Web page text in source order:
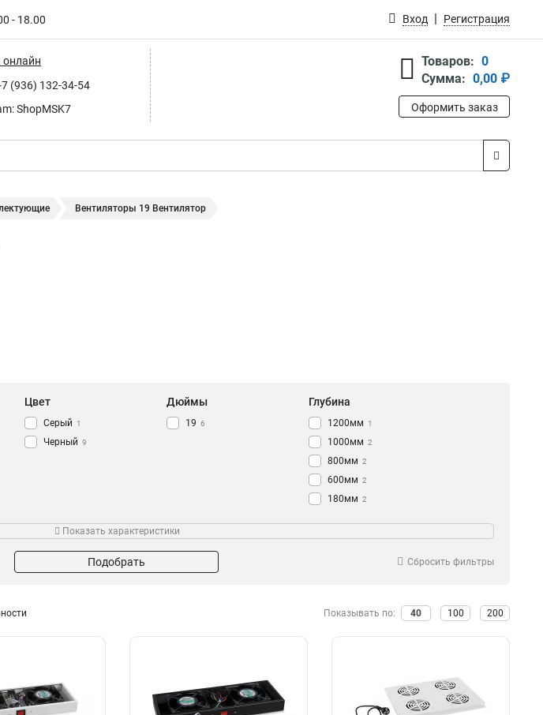
- 18.00 Вход Регистрация
онлайн
(936) 132-34-54
ShopMSK7
Товаров: 0
Сумма: 0,00 ₽
Оформить заказ
Вентиляторы 19 Вентилятор
Цвет
Серый 1
Черный 9
Дюймы
19 6
Глубина
1200мм 1
1000мм 2
800мм 2
600мм 2
180мм 2
120*120*38mm 1 Настенный 3 Да 4
Показать характеристики
Подобрать Сбросить фильтры
Показывать по: 40 100 200